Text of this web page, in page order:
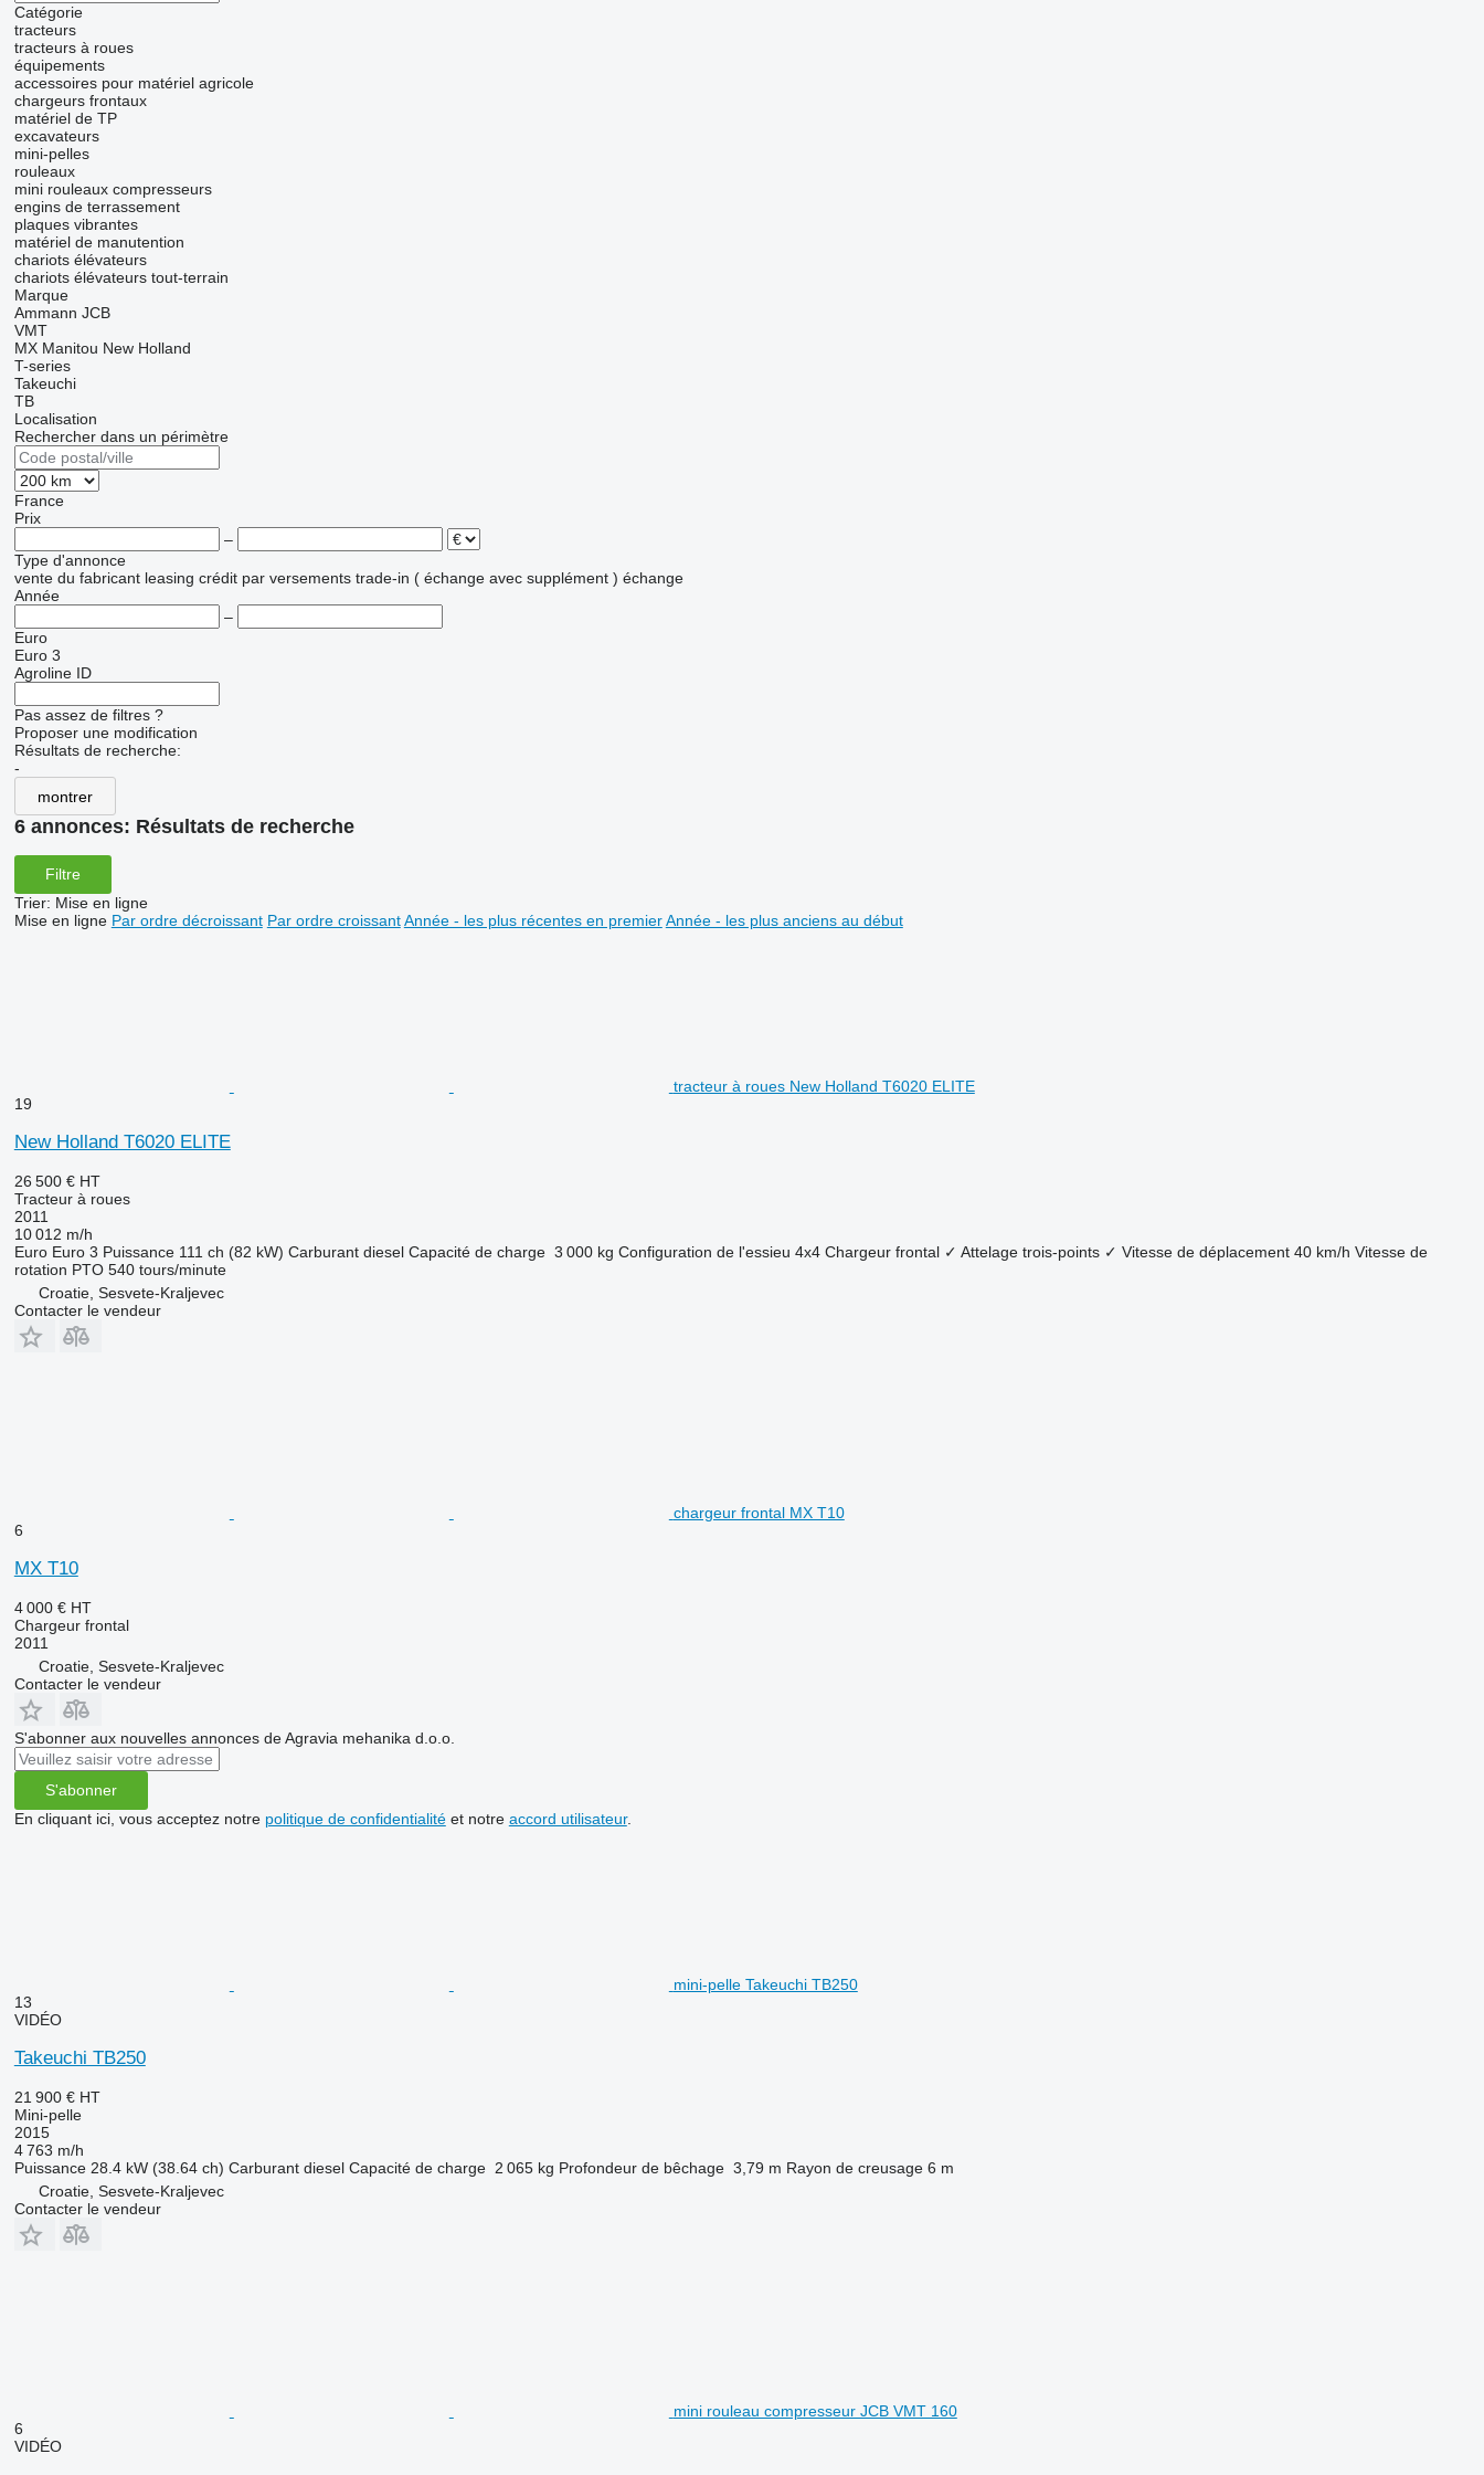
Catégorie
tracteurs
tracteurs à roues
équipements
accessoires pour matériel agricole
chargeurs frontaux
matériel de TP
excavateurs
mini-pelles
rouleaux
mini rouleaux compresseurs
engins de terrassement
plaques vibrantes
matériel de manutention
chariots élévateurs
chariots élévateurs tout-terrain
Marque
Ammann JCB
VMT
MX Manitou New Holland
T-series
Takeuchi
TB
Localisation
Rechercher dans un périmètre
France
Prix
–
Type d'annonce
vente du fabricant leasing crédit par versements trade-in ( échange avec supplément ) échange
Année
–
Euro
Euro 3
Agroline ID
Pas assez de filtres ?
Proposer une modification
Résultats de recherche:
-
montrer
6 annonces: Résultats de recherche
Filtre
Trier: Mise en ligne
Mise en ligne Par ordre décroissant Par ordre croissant Année - les plus récentes en premier Année - les plus anciens au début
tracteur à roues New Holland T6020 ELITE
19
New Holland T6020 ELITE
26 500 € HT
Tracteur à roues
2011
10 012 m/h
Euro Euro 3 Puissance 111 ch (82 kW) Carburant diesel Capacité de charge 3 000 kg Configuration de l'essieu 4x4 Chargeur frontal ✓ Attelage trois-points ✓ Vitesse de déplacement 40 km/h Vitesse de
rotation PTO 540 tours/minute
Croatie, Sesvete-Kraljevec
Contacter le vendeur
chargeur frontal MX T10
6
MX T10
4 000 € HT
Chargeur frontal
2011
Croatie, Sesvete-Kraljevec
Contacter le vendeur
S'abonner aux nouvelles annonces de Agravia mehanika d.o.o.
S'abonner
En cliquant ici, vous acceptez notre politique de confidentialitéet notre accord utilisateur.
mini-pelle Takeuchi TB250
13
VIDÉO
Takeuchi TB250
21 900 € HT
Mini-pelle
2015
4 763 m/h
Puissance 28.4 kW (38.64 ch) Carburant diesel Capacité de charge 2 065 kg Profondeur de bêchage 3,79 m Rayon de creusage 6 m
Croatie, Sesvete-Kraljevec
Contacter le vendeur
mini rouleau compresseur JCB VMT 160
6
VIDÉO